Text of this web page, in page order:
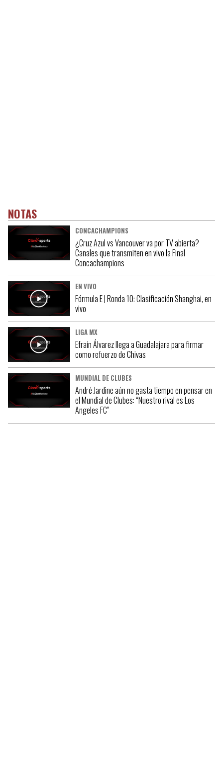
NOTAS
CONCACHAMPIONS
¿Cruz Azul vs Vancouver va por TV abierta?
Canales que transmiten en vivo la Final
Concachampions
EN VIVO
Fórmula E | Ronda 10: Clasificación Shanghai, en
vivo
LIGA MX
Efraín Álvarez llega a Guadalajara para firmar
como refuerzo de Chivas
MUNDIAL DE CLUBES
André Jardine aún no gasta tiempo en pensar en
el Mundial de Clubes: “Nuestro rival es Los
Angeles FC”